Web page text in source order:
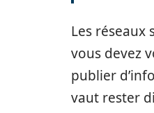
Les réseaux
vous devez
publier
vaut rester